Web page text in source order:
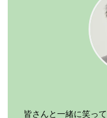
皆さんと一緒に笑って